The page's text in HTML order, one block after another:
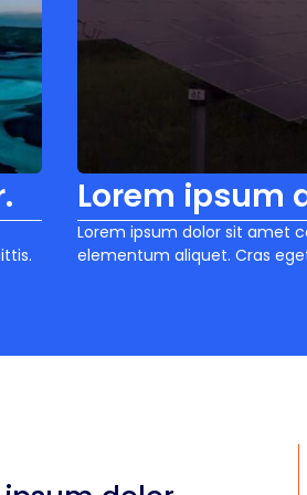
Lorem ipsum
Lorem ipsum dolor sit amet
elementum aliquet. Cras